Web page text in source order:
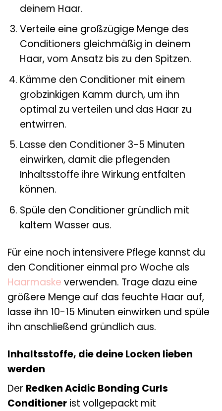
deinem Haar.
Verteile eine großzügige Menge des
Conditioners gleichmäßig in deinem
Haar, vom Ansatz bis zu den Spitzen.
Kämme den Conditioner mit einem
grobzinkigen Kamm durch, um ihn
optimal zu verteilen und das Haar zu
entwirren.
Lasse den Conditioner 3-5 Minuten
einwirken, damit die pflegenden
Inhaltsstoffe ihre Wirkung entfalten
können.
Spüle den Conditioner gründlich mit
kaltem Wasser aus.
Für eine noch intensivere Pflege kannst du
den Conditioner einmal pro Woche als
Haarmaske verwenden. Trage dazu eine
größere Menge auf das feuchte Haar auf,
lasse ihn 10-15 Minuten einwirken und spüle
ihn anschließend gründlich aus.
Inhaltsstoffe, die deine Locken lieben
werden
Der Redken Acidic Bonding Curls
Conditioner ist vollgepackt mit